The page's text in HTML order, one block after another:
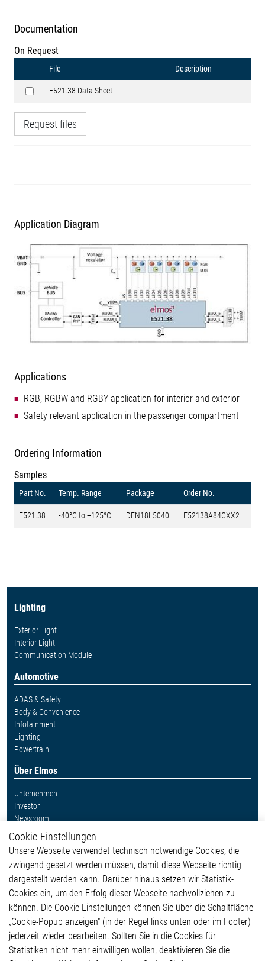
Documentation
On Request
File Description
E521.38 Data Sheet
Request files
Application Diagram
Applications
RGB, RGBW and RGBY application for interior and exterior
Safety relevant application in the passenger compartment
Ordering Information
Samples
Part No. Temp. Range Package Order No.
E521.38 -40°C to +125°C DFN18L5040 E52138A84CXX2
Lighting
Exterior Light
Interior Light
Communication Module
Automotive
ADAS & Safety
Body & Convenience
Infotainment
Lighting
Powertrain
Über Elmos
Unternehmen
Investor
Newsroom
Weitere Links
Glossar
Kontakt
Hinweisgeberschutzsystem
Impressum
Datenschutzerklärung
Cookie-Popup anzeigen
Cookie-Einstellungen
Unsere Webseite verwendet technisch notwendige Cookies, die
zwingend gesetzt werden müssen, damit diese Webseite richtig
dargestellt werden kann. Darüber hinaus setzen wir Statistik-
Cookies ein, um den Erfolg dieser Webseite nachvollziehen zu
können. Die Cookie-Einstellungen können Sie über die Schaltfläche
„Cookie-Popup anzeigen“ (in der Regel links unten oder im Footer)
jederzeit wieder bearbeiten. Sollten Sie in die Cookies für
Statistiken nicht mehr einwilligen wollen, deaktivieren Sie die